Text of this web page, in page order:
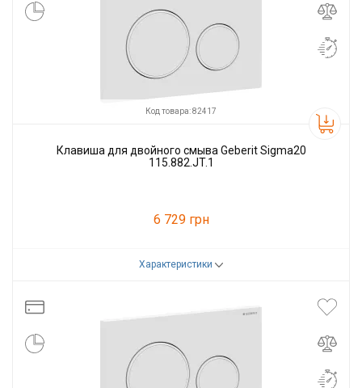
Код товара: 82417
Клавиша для двойного смыва Geberit Sigma20
115.882.JT.1
6 729 грн
Характеристики